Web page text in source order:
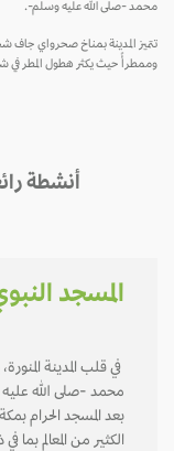
محمد -صلى الله عليه وسلم-.
تتميز المدينة بمناخ صحرواي جاف
وممطرأً حيث يكثر هطول المطر في شهر
أنشطة
المسجد النبوي
في قلب المدينة
محمد -صلى الله عليه
بعد المسجد الحرام
الكثير من المعالم بما في